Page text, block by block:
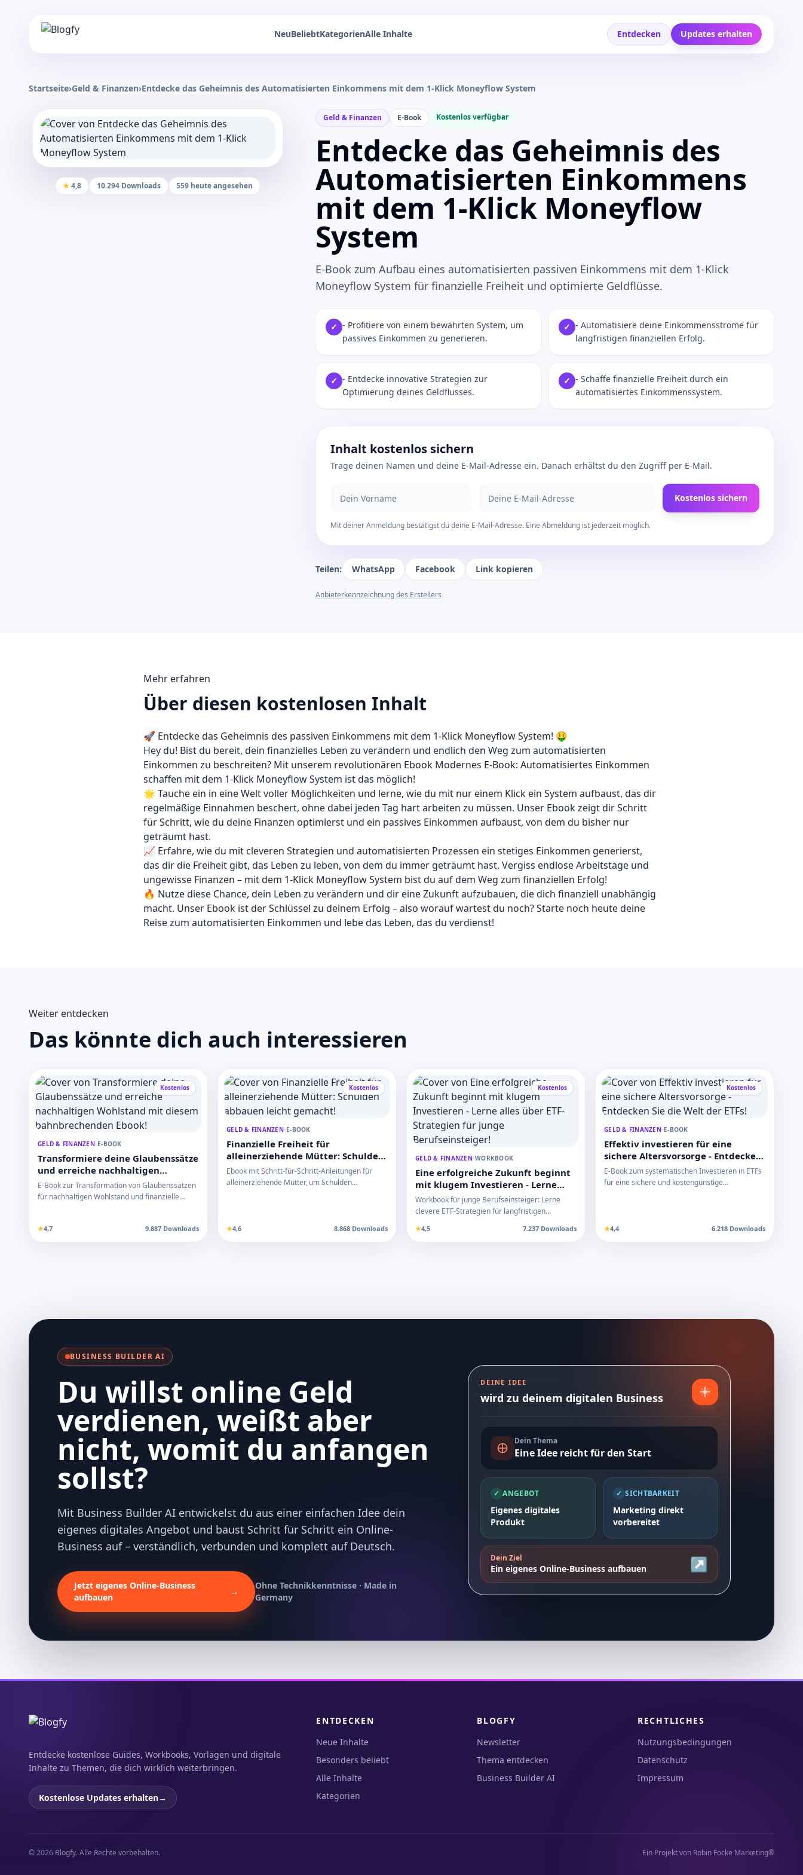
NeuBeliebtKategorienAlle Inhalte Entdecken Updates erhalten
Startseite›Geld & Finanzen›Entdecke das Geheimnis des Automatisierten Einkommens mit dem 1-Klick Moneyflow System
★4,8 10.294 Downloads 559 heute angesehen
Geld & Finanzen E-Book Kostenlos verfügbar
Entdecke das Geheimnis des
Automatisierten Einkommens
mit dem 1-Klick Moneyflow
System
E-Book zum Aufbau eines automatisierten passiven Einkommens mit dem 1-Klick
Moneyflow System für finanzielle Freiheit und optimierte Geldflüsse.
✓ - Profitiere von einem bewährten System, um
passives Einkommen zu generieren.
✓ - Automatisiere deine Einkommensströme für
langfristigen finanziellen Erfolg.
✓ - Entdecke innovative Strategien zur
Optimierung deines Geldflusses.
✓ - Schaffe finanzielle Freiheit durch ein
automatisiertes Einkommenssystem.
Inhalt kostenlos sichern
Trage deinen Namen und deine E-Mail-Adresse ein. Danach erhältst du den Zugriff per E-Mail.
Kostenlos sichern
Mit deiner Anmeldung bestätigst du deine E-Mail-Adresse. Eine Abmeldung ist jederzeit möglich.
Teilen: WhatsApp Facebook Link kopieren
Anbieterkennzeichnung des Erstellers
Mehr erfahren
Über diesen kostenlosen Inhalt
🚀 Entdecke das Geheimnis des passiven Einkommens mit dem 1-Klick Moneyflow System! 🤑
Hey du! Bist du bereit, dein finanzielles Leben zu verändern und endlich den Weg zum automatisierten
Einkommen zu beschreiten? Mit unserem revolutionären Ebook Modernes E-Book: Automatisiertes Einkommen
schaffen mit dem 1-Klick Moneyflow System ist das möglich!
🌟 Tauche ein in eine Welt voller Möglichkeiten und lerne, wie du mit nur einem Klick ein System aufbaust, das dir
regelmäßige Einnahmen beschert, ohne dabei jeden Tag hart arbeiten zu müssen. Unser Ebook zeigt dir Schritt
für Schritt, wie du deine Finanzen optimierst und ein passives Einkommen aufbaust, von dem du bisher nur
geträumt hast.
📈 Erfahre, wie du mit cleveren Strategien und automatisierten Prozessen ein stetiges Einkommen generierst,
das dir die Freiheit gibt, das Leben zu leben, von dem du immer geträumt hast. Vergiss endlose Arbeitstage und
ungewisse Finanzen – mit dem 1-Klick Moneyflow System bist du auf dem Weg zum finanziellen Erfolg!
🔥 Nutze diese Chance, dein Leben zu verändern und dir eine Zukunft aufzubauen, die dich finanziell unabhängig
macht. Unser Ebook ist der Schlüssel zu deinem Erfolg – also worauf wartest du noch? Starte noch heute deine
Reise zum automatisierten Einkommen und lebe das Leben, das du verdienst!
Weiter entdecken
Das könnte dich auch interessieren
Kostenlos
GELD & FINANZEN•E-BOOK
Transformiere deine Glaubenssätze
und erreiche nachhaltigen
Wohlstand mit diesem
bahnbrechenden Ebook!
E-Book zur Transformation von Glaubenssätzen
für nachhaltigen Wohlstand und finanzielle
★4,7 9.887 Downloads
Kostenlos
GELD & FINANZEN•E-BOOK
Finanzielle Freiheit für
alleinerziehende Mütter: Schulden
abbauen leicht gemacht!
Ebook mit Schritt-für-Schritt-Anleitungen für
alleinerziehende Mütter, um Schulden
★4,6 8.868 Downloads
Kostenlos
GELD & FINANZEN•WORKBOOK
Eine erfolgreiche Zukunft beginnt
mit klugem Investieren - Lerne
alles über ETF-Strategien für junge
Berufseinsteiger!
Workbook für junge Berufseinsteiger: Lerne
clevere ETF-Strategien für langfristigen
★4,5 7.237 Downloads
Kostenlos
GELD & FINANZEN•E-BOOK
Effektiv investieren für eine
sichere Altersvorsorge - Entdecken
Sie die Welt der ETFs!
E-Book zum systematischen Investieren in ETFs
für eine sichere und kostengünstige
★4,4 6.218 Downloads
BUSINESS BUILDER AI
Du willst online Geld
verdienen, weißt aber
nicht, womit du anfangen
sollst?
Mit Business Builder AI entwickelst du aus einer einfachen Idee dein
eigenes digitales Angebot und baust Schritt für Schritt ein Online-
Business auf – verständlich, verbunden und komplett auf Deutsch.
Jetzt eigenes Online-Business
aufbauen
→
Ohne Technikkenntnisse · Made in
Germany
DEINE IDEE
wird zu deinem digitalen Business
Dein Thema
Eine Idee reicht für den Start
✓ ANGEBOT
Eigenes digitales
Produkt
✓ SICHTBARKEIT
Marketing direkt
vorbereitet
Dein Ziel
Ein eigenes Online-Business aufbauen ↗
Entdecke kostenlose Guides, Workbooks, Vorlagen und digitale
Inhalte zu Themen, die dich wirklich weiterbringen.
Kostenlose Updates erhalten→
ENTDECKEN
Neue Inhalte
Besonders beliebt
Alle Inhalte
Kategorien
BLOGFY
Newsletter
Thema entdecken
Business Builder AI
RECHTLICHES
Nutzungsbedingungen
Datenschutz
Impressum
© 2026 Blogfy. Alle Rechte vorbehalten. Ein Projekt von Robin Focke Marketing®